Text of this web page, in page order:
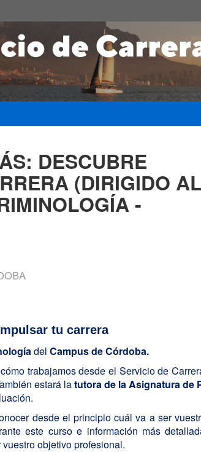
DESCUBRE
(DIRIGIDO AL
-
tu carrera
del Campus de Córdoba.
trabajamos desde el Servicio de
estará latutora de la Asignatura de
desde el principio cuál va a ser
este curso e información más
objetivo profesional.